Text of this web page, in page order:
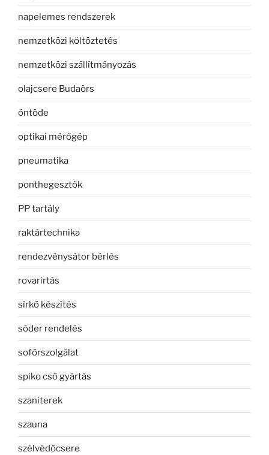
napelemes rendszerek
nemzetközi költöztetés
nemzetközi szállítmányozás
olajcsere Budaörs
öntöde
optikai mérőgép
pneumatika
ponthegesztők
PP tartály
raktártechnika
rendezvénysátor bérlés
rovarirtás
sírkő készítés
sóder rendelés
sofőrszolgálat
spiko cső gyártás
szaniterek
szauna
szélvédőcsere